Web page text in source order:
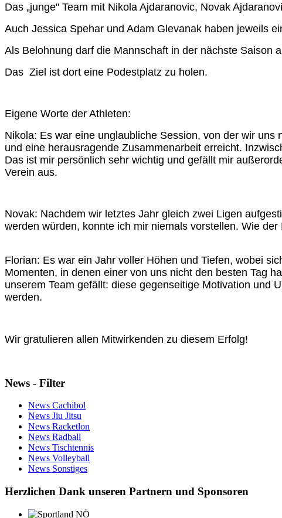
Das „junge" Team mit Nikola Ajdaranovic, Novak
Auch Jessica Spehar und Adam Glevanak haben jeweils
Als Belohnung darf die Mannschaft in der nächste Saison
Das Ziel ist dort eine Podestplatz zu holen.
Eigene Worte der Athleten:
Nikola: Es war eine unglaubliche Session, von der wir
und eine herausragende Zusammenarbeit erreicht.
Das ist mir persönlich sehr wichtig und gefällt mir
Verein aus.
Novak: Nachdem wir letztes Jahr gleich zwei Ligen
werden würden, konnte ich mir niemals vorstellen. Wie
Florian: Es war ein Jahr voller Höhen und Tiefen, wobei
Momenten, in denen einer von uns nicht den besten Tag
unserem Team gefällt: diese gegenseitige Motivation und
werden.
Wir gratulieren allen Mitwirkenden zu diesem Erfolg!
News - Filter
News Cachibol
News Jiu Jitsu
News Racketlon
News Radball
News Tischtennis
News Volleyball
News Sonstiges
Herzlichen Dank unseren Partnern und Sponsoren